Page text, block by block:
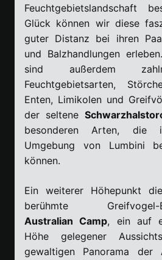
Feuchtgebietslandschaft
Glück können wir diese
guter Distanz bei ihren
und Balzhandlungen
sind außerdem
Feuchtgebietsarten,
Enten, Limikolen und
der seltene
besonderen Arten, die
Umgebung von Lumbini
können.
Ein weiterer Höhepunkt
berühmte Greifvogel-
Australian Camp, ein auf
Höhe gelegener
gewaltigen Panorama der